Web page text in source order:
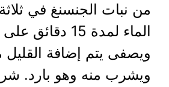
من نبات الجنسنغ في
الماء لمدة 15
ويصفى يتم إضافة